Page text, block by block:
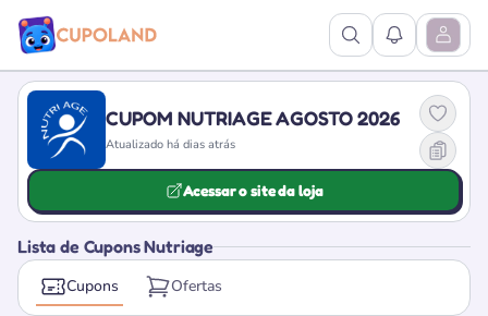
Ver Pesquisa
Ver Abrir
CUPOM NUTRIAGE AGOSTO 2026
Atualizado há dias atrás
Acessar o site da loja
Lista de Cupons Nutriage
Cupons Ofertas